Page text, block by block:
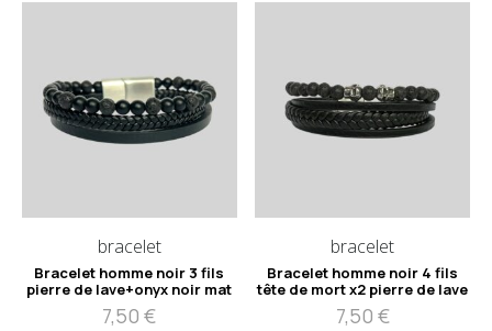
bracelet
Bracelet homme noir 3 fils
pierre de lave+onyx noir mat
7,50€
bracelet
Bracelet homme noir 4 fils
tête de mort x2 pierre de lave
7,50 €